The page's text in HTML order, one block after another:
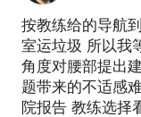
按教练给的导航
室运垃圾 所以我
角度对腰部提出
题带来的不适感
院报告 教练选择